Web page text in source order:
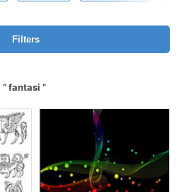
Filters
fantasi